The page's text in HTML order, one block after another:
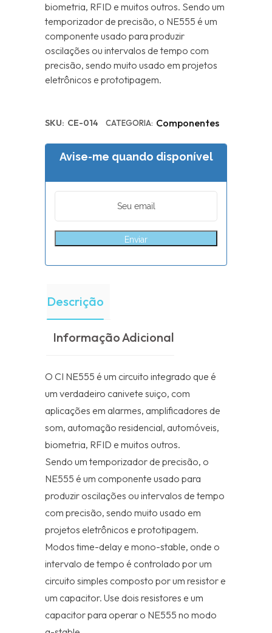
biometria, RFID e muitos outros. Sendo um
temporizador de precisão, o NE555 é um
componente usado para produzir
oscilações ou intervalos de tempo com
precisão, sendo muito usado em projetos
eletrônicos e prototipagem.
SKU: CE-014 CATEGORIA: Componentes
Avise-me quando disponível
Enviar
Descrição
Informação Adicional
O CI NE555 é um circuito integrado que é
um verdadeiro canivete suiço, com
aplicações em alarmes, amplificadores de
som, automação residencial, automóveis,
biometria, RFID e muitos outros.
Sendo um temporizador de precisão, o
NE555 é um componente usado para
produzir oscilações ou intervalos de tempo
com precisão, sendo muito usado em
projetos eletrônicos e prototipagem.
Modos time-delay e mono-stable, onde o
intervalo de tempo é controlado por um
circuito simples composto por um resistor e
um capacitor. Use dois resistores e um
capacitor para operar o NE555 no modo